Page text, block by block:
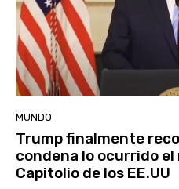
MUNDO
Trump finalmente
condena lo ocurrido el
Capitolio de los EE.UU